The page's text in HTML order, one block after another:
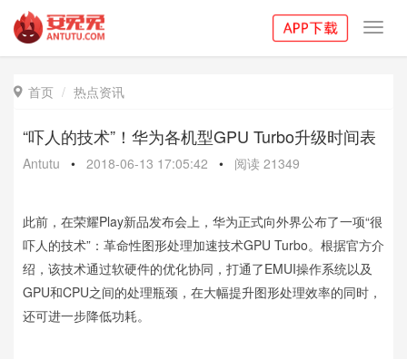
 首页 热点资讯
“吓人的技术”！华为各机型GPU Turbo升级时间表
Antutu • 2018-06-13 17:05:42 • 阅读 21349
此前，在荣耀Play新品发布会上，华为正式向外界公布了一项“很
吓人的技术”：革命性图形处理加速技术GPU Turbo。根据官方介
绍，该技术通过软硬件的优化协同，打通了EMUI操作系统以及
GPU和CPU之间的处理瓶颈，在大幅提升图形处理效率的同时，
还可进一步降低功耗。